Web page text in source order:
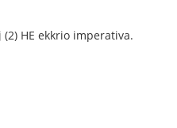
HE ekkrio imperativa.